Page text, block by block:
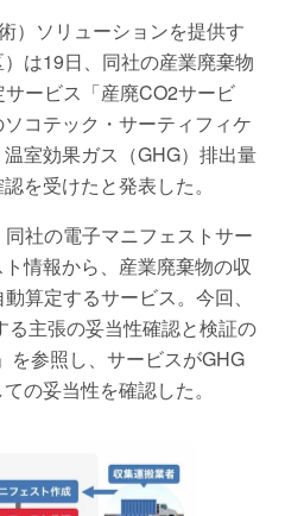
）ソリューションを提供す
は19日、同社の産業廃棄物
ービス「産廃CO2サービ
コテック・サーティフィケ
室効果ガス（GHG）排出量
を受けたと発表した。
同社の電子マニフェストサー
情報から、産業廃棄物の収
算定するサービス。今回、
る主張の妥当性確認と検証の
を参照し、サービスがGHG
の妥当性を確認した。